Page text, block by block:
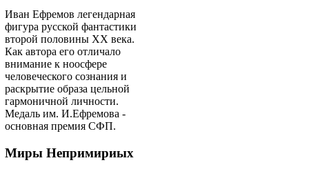
Иван Ефремов легендарная
фигура русской фантастики
второй половины ХХ века.
Как автора его отличало
внимание к ноосфере
человеческого сознания и
раскрытие образа цельной
гармоничной личности.
Медаль им. И.Ефремова -
основная премия СФП.
Миры Непримириых